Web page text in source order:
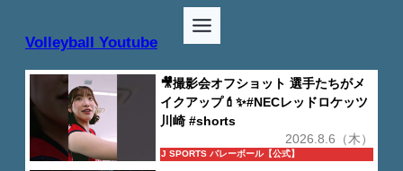
Volleyball Youtube
🎥撮影会オフショット 選手たちがメ
イクアップ💄✨#NECレッドロケッツ
川崎 #shorts
2026.8.6（木）
J SPORTS バレーボール【公式】